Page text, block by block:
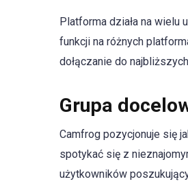
Platforma działa na wielu
funkcji na różnych
dołączanie do
Grupa
Camfrog pozycjonuje się
spotykać się z
użytkowników